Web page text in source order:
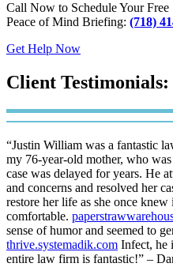
Call Now to Schedule Your Free
Peace of Mind Briefing: (718)
Get Help Now
Client Testimonials:
“Justin William was a fantastic
my 76-year-old mother, who
case was delayed for years. He
and concerns and resolved her
restore her life as she once
comfortable.
sense of humor and seemed to
thrive.systemadik.com Infect, he
entire law firm is fantastic!” –